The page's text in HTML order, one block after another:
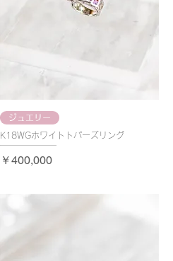
ジュエリー
K18WGホワイトトパーズリング
価格
￥400,000